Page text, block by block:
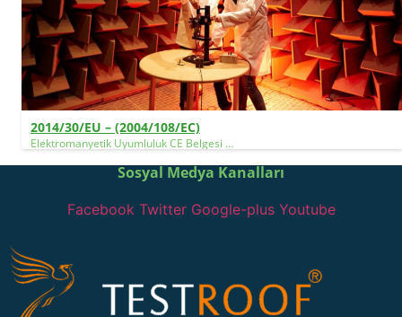
2014/30/EU – (2004/108/EC)
Elektromanyetik Uyumluluk CE Belgesi …
Sosyal Medya Kanalları
Facebook Twitter Google-plus Youtube